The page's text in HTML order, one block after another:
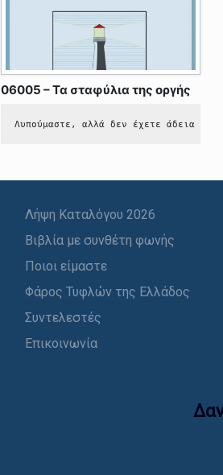
06005 – Τα σταφύλια της οργής
Λυπούμαστε, αλλά δεν έχετε άδεια να
Λήψη Καταλόγου 2026
Βιβλία με συνθέτη φωνής
Ποιοι είμαστε
Φάρος Τυφλών της Ελλάδος
Συντελεστές
Επικοινωνία